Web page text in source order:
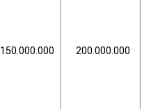
150.000.000 200.000.000